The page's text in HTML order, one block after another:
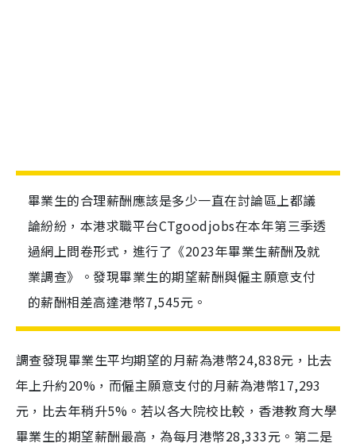
畢業生的合理薪酬應該是多少一直在討論區上都議
論紛紛，本港求職平台CTgoodjobs在本年第三季透
過網上問卷形式，進行了《2023年畢業生薪酬及就
業調查》。發現畢業生的期望薪酬與僱主願意支付
的薪酬相差高達港幣7,545元。
調查發現畢業生平均期望的月薪為港幣24,838元，比去
年上升約20%，而僱主願意支付的月薪為港幣17,293
元，比去年稍升5%。若以各大院校比較，香港教育大學
畢業生的期望薪酬最高，為每月港幣28,333元。第二是